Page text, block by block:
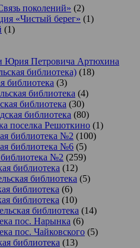
поколений» (2)
«Чистый берег» (1)
(1)
Юрия Петровича Артюхина
библиотека) (18)
библиотека (3)
библиотека (4)
библиотека (30)
библиотека (80)
поселка Решоткино (1)
библиотека №2 (100)
библиотека №6 (5)
библиотека №2 (259)
библиотека (12)
библиотека (5)
библиотека (6)
библиотека (10)
библиотека (14)
пос. Нарынка (6)
пос. Чайковского (5)
библиотека (13)